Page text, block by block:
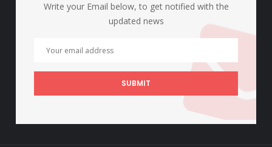
Write your Email below, to get notified with the
updated news
SUBMIT